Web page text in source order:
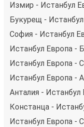
Измир - Истанбул
Букурещ -
София - Истанбул
Истанбул Европа -
Истанбул Европа -
Истанбул Европа -
Анталия - Истанбул
Констанца -
Истанбул Европа -